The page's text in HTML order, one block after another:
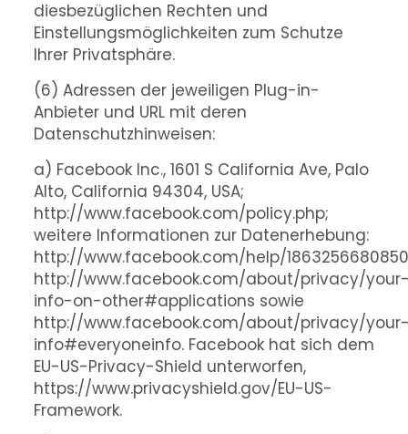
diesbezüglichen Rechten und
Einstellungsmöglichkeiten zum Schutze
Ihrer Privatsphäre.
(6) Adressen der jeweiligen Plug-in-
Anbieter und URL mit deren
Datenschutzhinweisen:
a) Facebook Inc., 1601 S California Ave, Palo
Alto, California 94304, USA;
http://www.facebook.com/policy.php;
weitere Informationen zur Datenerhebung:
http://www.facebook.com/help/
http://www.facebook.com/about/privacy/
info-on-other#applications sowie
http://www.facebook.com/about/privacy/
info#everyoneinfo. Facebook hat sich dem
EU-US-Privacy-Shield unterworfen,
https://www.privacyshield.gov/EU-US-
Framework.